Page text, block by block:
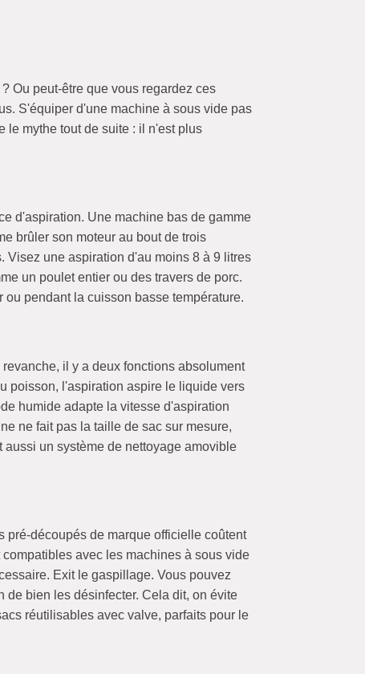
Ou peut-être que vous regardez ces
S'équiper d'une machine à sous vide pas
le mythe tout de suite : il n'est plus
d'aspiration. Une machine bas de gamme
brûler son moteur au bout de trois
Visez une aspiration d'au moins 8 à 9 litres
un poulet entier ou des travers de porc.
pendant la cuisson basse température.
il y a deux fonctions absolument
poisson, l'aspiration aspire le liquide vers
humide adapte la vitesse d'aspiration
ne fait pas la taille de sac sur mesure,
un système de nettoyage amovible
pré-découpés de marque officielle coûtent
avec les machines à sous vide
Exit le gaspillage. Vous pouvez
de bien les désinfecter. Cela dit, on évite
réutilisables avec valve, parfaits pour le